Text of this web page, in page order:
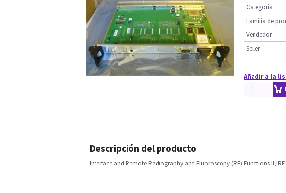
Categoría
Familia de
Vendedor
Seller
Añadir a la
Descripción del producto
Interface and Remote Radiography and Fluoroscopy (RF) Functions